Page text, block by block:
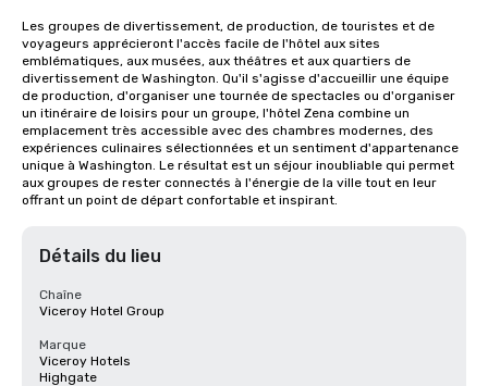
Les groupes de divertissement, de production, de touristes et de
voyageurs apprécieront l'accès facile de l'hôtel aux sites
emblématiques, aux musées, aux théâtres et aux quartiers de
divertissement de Washington. Qu'il s'agisse d'accueillir une équipe
de production, d'organiser une tournée de spectacles ou d'organiser
un itinéraire de loisirs pour un groupe, l'hôtel Zena combine un
emplacement très accessible avec des chambres modernes, des
expériences culinaires sélectionnées et un sentiment d'appartenance
unique à Washington. Le résultat est un séjour inoubliable qui permet
aux groupes de rester connectés à l'énergie de la ville tout en leur
offrant un point de départ confortable et inspirant.
Détails du lieu
Chaîne
Viceroy Hotel Group
Marque
Viceroy Hotels
Highgate